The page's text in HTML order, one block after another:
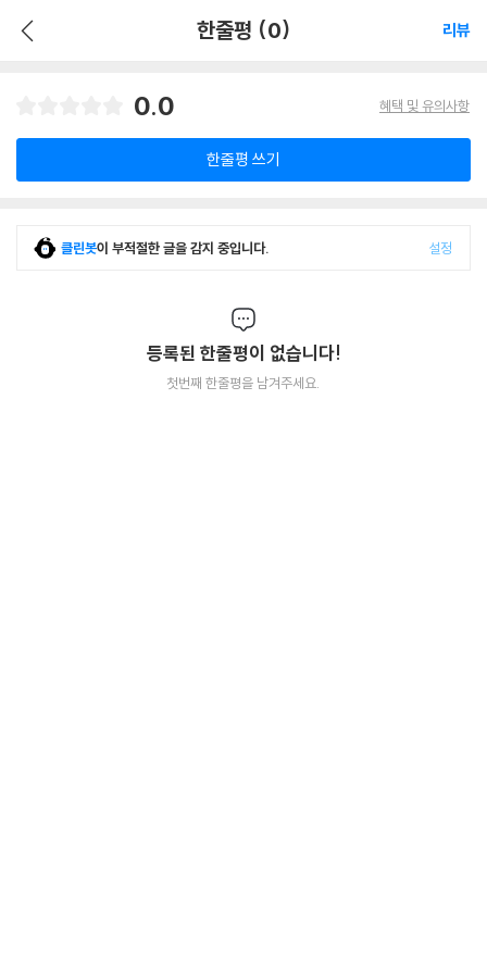
한줄평 (0) 리뷰
0.0 혜택 및 유의사항
한줄평 쓰기
클린봇이 부적절한 글을 감지 중입니다. 설정
등록된 한줄평이 없습니다!
첫번째 한줄평을 남겨주세요.